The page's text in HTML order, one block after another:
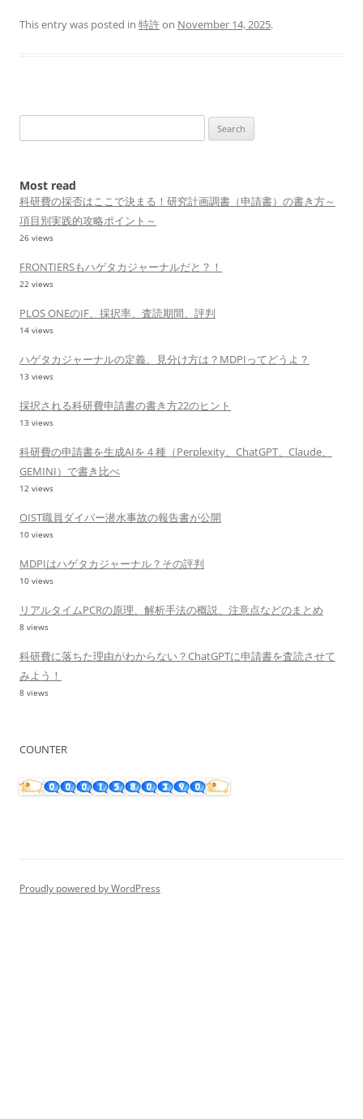
This entry was posted in 特許on November 14, 2025.
for:
Most read
科研費の採否はここで決まる！研究計画調書（申請書）の書き方～
項目別実践的攻略ポイント～
26 views
FRONTIERSもハゲタカジャーナルだと？！
22 views
PLOS ONEのIF、採択率、査読期間、評判
14 views
ハゲタカジャーナルの定義、見分け方は？MDPIってどうよ？
13 views
採択される科研費申請書の書き方22のヒント
13 views
科研費の申請書を生成AIを４種（Perplexity、ChatGPT、Claude、
GEMINI）で書き比べ
12 views
OIST職員ダイバー潜水事故の報告書が公開
10 views
MDPIはハゲタカジャーナル？その評判
10 views
リアルタイムPCRの原理、解析手法の概説、注意点などのまとめ
8 views
科研費に落ちた理由がわからない？ChatGPTに申請書を査読させて
みよう！
8 views
COUNTER
Proudly powered by WordPress